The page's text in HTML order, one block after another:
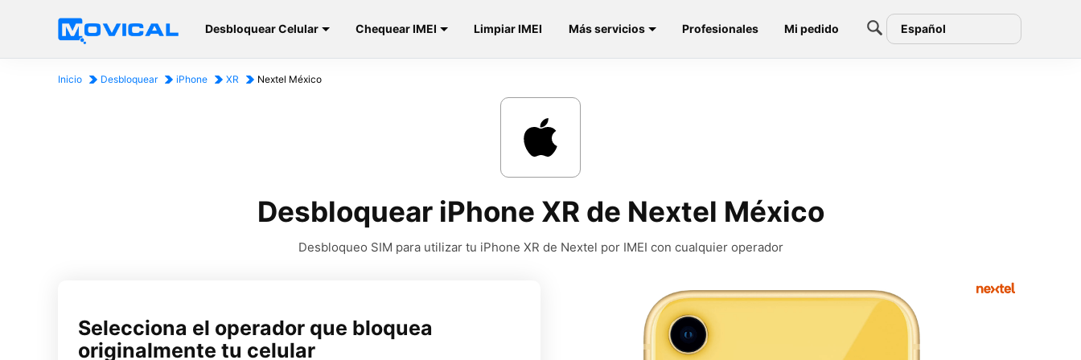
Desbloquear Celular Chequear IMEI Limpiar IMEI Más servicios Profesionales Mi pedido Español
Inicio Desbloquear iPhone XR Nextel México
Desbloquear iPhone XR de Nextel México
Desbloqueo SIM para utilizar tu iPhone XR de Nextel por IMEI con cualquier operador
Selecciona el operador que bloquea
originalmente tu celular